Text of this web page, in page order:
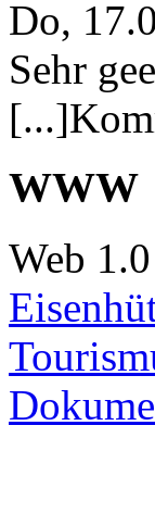
Do,
Sehr
WWW
Web 1.0